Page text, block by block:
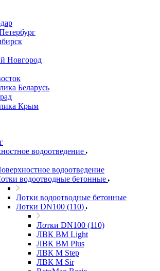
Новгород
Беларусь
Крым
водоотведение
водоотведение
водоотводные бетонные
Лотки водоотводные бетонные
Лотки DN100 (110)
Лотки DN100 (110)
ЛВК ВМ Light
ЛВК ВМ Plus
ЛВК М Step
ЛВК М Sir